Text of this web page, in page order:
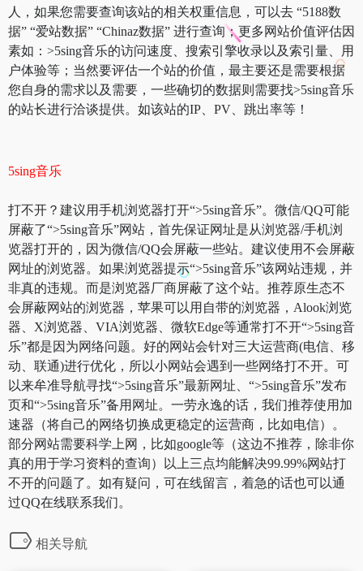
人，如果您需要查询该站的相关权重信息，可以去 “5188数
据” “爱站数据” “Chinaz数据” 进行查询；更多网站价值评估因
素如：>5sing音乐的访问速度、搜索引擎收录以及索引量、用
户体验等；当然要评估一个站的价值，最主要还是需要根据
您自身的需求以及需要，一些确切的数据则需要找>5sing音乐
的站长进行洽谈提供。如该站的IP、PV、跳出率等！
5sing音乐
打不开？建议用手机浏览器打开“>5sing音乐”。微信/QQ可能
屏蔽了“>5sing音乐”网站，首先保证网址是从浏览器/手机浏
览器打开的，因为微信/QQ会屏蔽一些站。建议使用不会屏蔽
网址的浏览器。如果浏览器提示“>5sing音乐”该网站违规，并
非真的违规。而是浏览器厂商屏蔽了这个站。推荐原生态不
会屏蔽网站的浏览器，苹果可以用自带的浏览器，Alook浏览
器、X浏览器、VIA浏览器、微软Edge等通常打不开“>5sing音
乐”都是因为网络问题。好的网站会针对三大运营商(电信、移
动、联通)进行优化，所以小网站会遇到一些网络打不开。可
以来牟准导航寻找“>5sing音乐”最新网址、“>5sing音乐”发布
页和“>5sing音乐”备用网址。一劳永逸的话，我们推荐使用加
速器（将自己的网络切换成更稳定的运营商，比如电信）。
部分网站需要科学上网，比如google等（这边不推荐，除非你
真的用于学习资料的查询）以上三点均能解决99.99%网站打
不开的问题了。如有疑问，可在线留言，着急的话也可以通
过QQ在线联系我们。
相关导航